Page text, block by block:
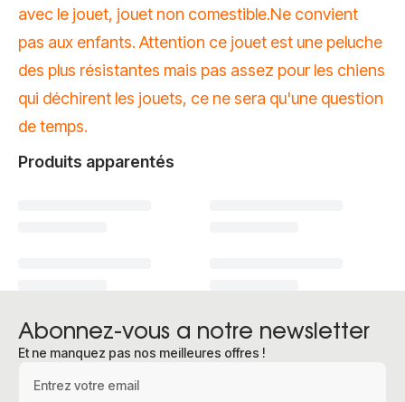
avec le jouet, jouet non comestible.Ne convient
pas aux enfants. Attention ce jouet est une peluche
des plus résistantes mais pas assez pour les chiens
qui déchirent les jouets, ce ne sera qu'une question
de temps.
Produits apparentés
Abonnez-vous a notre newsletter
Et ne manquez pas nos meilleures offres !